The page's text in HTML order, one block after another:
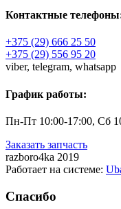
Контактные
+375 (29) 666 25 50
+375 (29) 556 95 20
viber, telegram, whatsapp
График работы:
Пн-Пт 10:00-17:00, Сб
Заказать запчасть
razboro4ka 2019
Работает на системе:
Спасибо